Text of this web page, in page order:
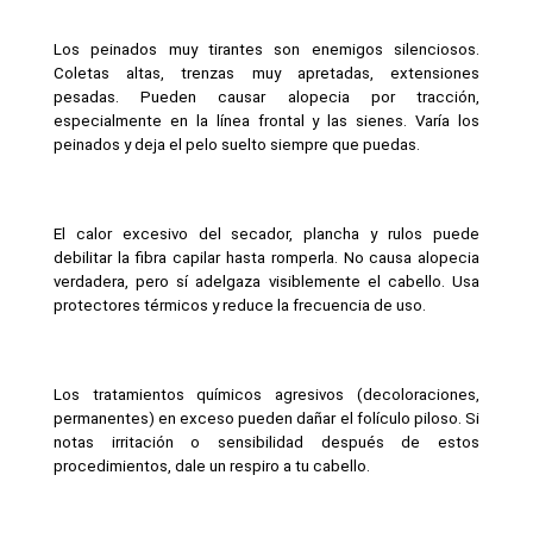
Los peinados muy tirantes son enemigos silenciosos.
Coletas altas, trenzas muy apretadas, extensiones
pesadas. Pueden causar alopecia por tracción,
especialmente en la línea frontal y las sienes. Varía los
peinados y deja el pelo suelto siempre que puedas.
El calor excesivo del secador, plancha y rulos puede
debilitar la fibra capilar hasta romperla. No causa alopecia
verdadera, pero sí adelgaza visiblemente el cabello. Usa
protectores térmicos y reduce la frecuencia de uso.
Los tratamientos químicos agresivos (decoloraciones,
permanentes) en exceso pueden dañar el folículo piloso. Si
notas irritación o sensibilidad después de estos
procedimientos, dale un respiro a tu cabello.